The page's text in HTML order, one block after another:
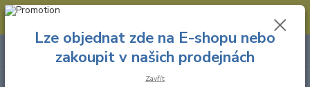
--- Spojovací materiál: 774 431 045 --- Prodejna nářadí: 731 449 423 --
8.00 hod. - 16.00 hod.
za
Lze objednat zde na E-shopu nebo
zakoupit v našich prodejnách
Zavřít